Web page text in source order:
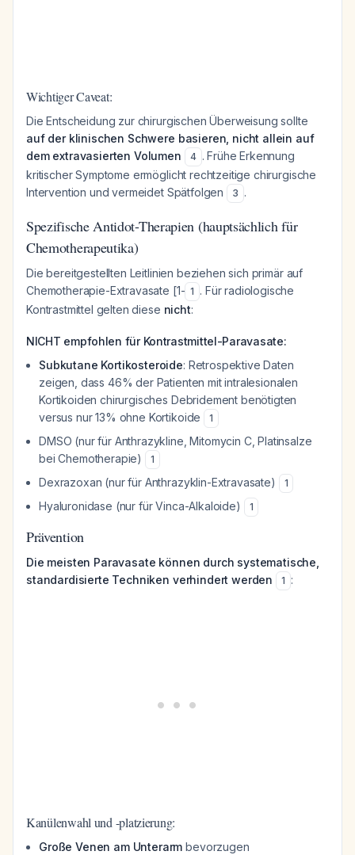
Wichtiger Caveat:
Die Entscheidung zur chirurgischen Überweisung sollte
auf der klinischen Schwere basieren, nicht allein auf
dem extravasierten Volumen
4 . Frühe Erkennung
kritischer Symptome ermöglicht rechtzeitige chirurgische
Intervention und vermeidet Spätfolgen
3 .
Spezifische Antidot-Therapien (hauptsächlich für
Chemotherapeutika)
Die bereitgestellten Leitlinien beziehen sich primär auf
Chemotherapie-Extravasate [1- 1 . Für radiologische
Kontrastmittel gelten diese nicht:
NICHT empfohlen für Kontrastmittel-Paravasate:
Subkutane Kortikosteroide: Retrospektive Daten
zeigen, dass 46% der Patienten mit intralesionalen
Kortikoiden chirurgisches Debridement benötigten
versus nur 13% ohne Kortikoide
1
DMSO (nur für Anthrazykline, Mitomycin C, Platinsalze
bei Chemotherapie)
1
Dexrazoxan (nur für Anthrazyklin-Extravasate) 1
Hyaluronidase (nur für Vinca-Alkaloide) 1
Prävention
Die meisten Paravasate können durch systematische,
standardisierte Techniken verhindert werden
1 :
Kanülenwahl und -platzierung:
Große Venen am Unterarm bevorzugen